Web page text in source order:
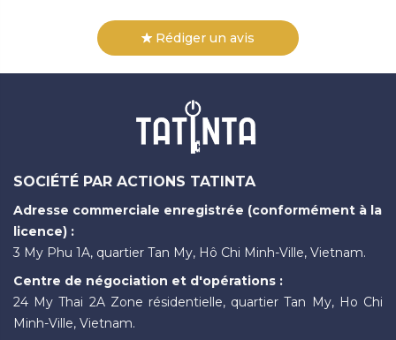
Rédiger un avis
SOCIÉTÉ PAR ACTIONS TATINTA
Adresse commerciale enregistrée (conformément à la
licence) :
3 My Phu 1A, quartier Tan My, Hô Chi Minh-Ville, Vietnam.
Centre de négociation et d'opérations :
24 My Thai 2A Zone résidentielle, quartier Tan My, Ho Chi
Minh-Ville, Vietnam.